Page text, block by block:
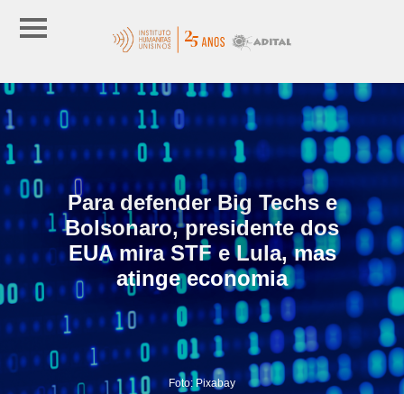
Para defender Big Techs e
Bolsonaro, presidente dos
EUA mira STF e Lula, mas
atinge economia
Foto: Pixabay